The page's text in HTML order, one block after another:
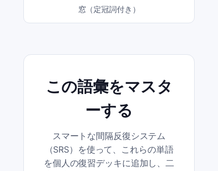
窓（定冠詞付き）
この語彙をマスタ
ーする
スマートな間隔反復システム
（SRS）を使って、これらの単語
を個人の復習デッキに追加し、二